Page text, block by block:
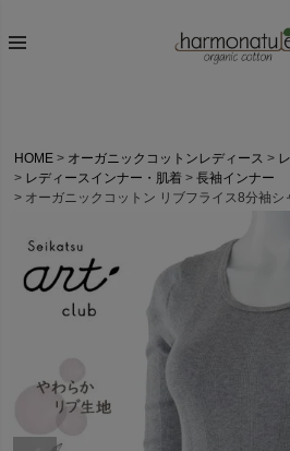
HOME オーガニックコットンレディース
レディースインナー・肌着
長袖インナー
オーガニックコットン リブフライス8分袖シ